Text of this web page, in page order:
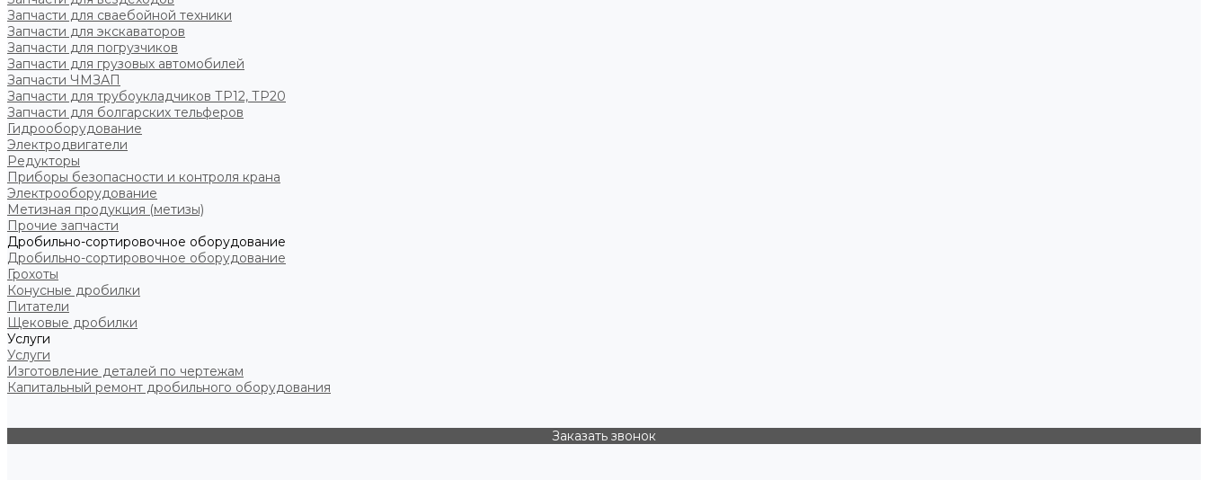
Запчасти для сваебойной техники
Запчасти для экскаваторов
Запчасти для погрузчиков
Запчасти для грузовых автомобилей
Запчасти ЧМЗАП
Запчасти для трубоукладчиков ТР12, ТР20
Запчасти для болгарских тельферов
Гидрооборудование
Электродвигатели
Редукторы
Приборы безопасности и контроля крана
Электрооборудование
Метизная продукция (метизы)
Прочие запчасти
Дробильно-сортировочное оборудование
Дробильно-сортировочное оборудование
Грохоты
Конусные дробилки
Питатели
Щековые дробилки
Услуги
Услуги
Изготовление деталей по чертежам
Капитальный ремонт дробильного оборудования
Заказать звонок